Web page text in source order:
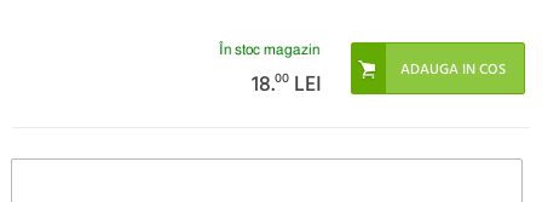
În stoc magazin
18.00 LEI